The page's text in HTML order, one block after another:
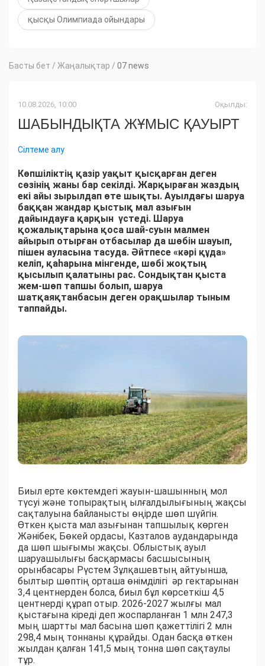
қысқы Олимпиада ойындары
Басты бет / Жаңалықтар / 07 news
10.08.2026, 10:00 Оқылды:
ШАБЫНДЫҚТА ЖҰМЫС ҚАУЫРТ
Сілтеме алу
Көпшіліктің қазір уақыт қысқарған деген
сөзінің жаны бар секілді. Жарқыраған жаздың
екі айы зырылдап өте шықты. Ауылдағы шаруа
баққан жандар қыстық мал азығын
дайындауға қарқын үстеді. Шаруа
қожалықтарына қоса шай-суын малмен
айырып отырған отбасылар да шөбін шауып,
пішен ауласына тасуда. Әйтпесе «кәрі құда»
келіп, қаһарына мінгенде, шөбі жоқтың
қысылып қалатыны рас. Сондықтан қыста
жем-шөп тапшы болып, шаруа
шатқаяқтанбасын деген орақшылар тыным
таппайды.
Биыл ерте көктемдегі жауын-шашынның мол
түсуі және топырақтың ылғалдылығының жақсы
сақталуына байланысты өңірде шөп шүйгін.
Өткен қыста мал азығынан тапшылық көрген
Жәнібек, Бөкей ордасы, Казталов аудандарында
да шөп шығымы жақсы. Облыстық ауыл
шаруашылығы басқармасы басшысының
орынбасары Рүстем Зұлқашевтың айтуынша,
былтыр шөптің орташа өнімділігі әр гектарынан
3,4 центнерден болса, биыл бұл көрсеткіш 4,5
центнерді құрап отыр. 2026-2027 жылғы мал
қыстағына кіреді деп жоспарланған 1 млн 247,3
мың шартты мал басына шөп қажеттілігі 2 млн
298,4 мың тоннаны құрайды. Одан басқа өткен
жылдан қалған 141,5 мың тонна шөп сақтаулы
тұр.